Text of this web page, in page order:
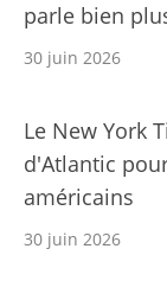
parle bien
30 juin 2026
Le New York
d'Atlantic
américains
30 juin 2026